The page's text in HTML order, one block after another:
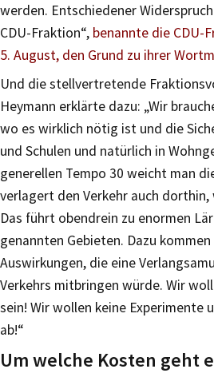
werden. Entschiedener
CDU-Fraktion“, benannte die CDU-
5. August, den Grund zu ihrer
Und die stellvertretende
Heymann erklärte dazu: „Wir
wo es wirklich nötig ist und die
und Schulen und natürlich in
generellen Tempo 30 weicht man
verlagert den Verkehr auch
Das führt obendrein zu enormen
genannten Gebieten. Dazu
Auswirkungen, die eine
Verkehrs mitbringen würde. Wir
sein! Wir wollen keine Experimente
ab!“
Um welche Kosten geht